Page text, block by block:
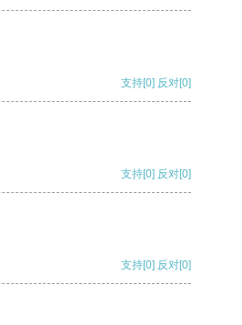
支持[0] 反对[0]
支持[0] 反对[0]
支持[0] 反对[0]